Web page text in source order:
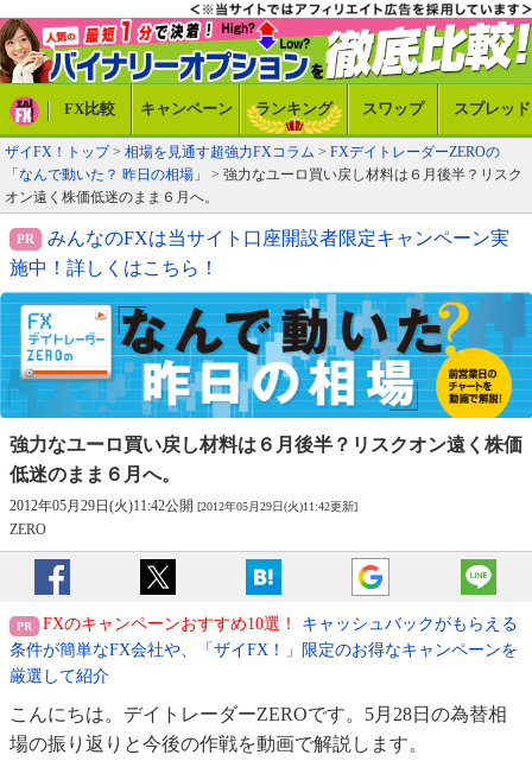
FX比較 キャンペーン ランキング スワップ スプレッド
ザイFX！トップ> 相場を見通す超強力FXコラム > FXデイトレーダーZEROの
「なんで動いた？ 昨日の相場」
> 強力なユーロ買い戻し材料は６月後半？リスク
オン遠く株価低迷のまま６月へ。
みんなのFXは当サイト口座開設者限定キャンペーン実
施中！詳しくはこちら！
強力なユーロ買い戻し材料は６月後半？ リスクオン遠く株価
低迷のまま６月へ。
2012年05月29日(火)11:42公開 [2012年05月29日(火)11:42更新]
ZERO
FXのキャンペーンおすすめ10選！
キャッシュバックがもらえる
条件が簡単なFX会社や、「ザイFX！」限定のお得なキャンペーンを
厳選して紹介
こんにちは。デイトレーダーZEROです。5月28日の為替相
場の振り返りと今後の作戦を動画で解説します。